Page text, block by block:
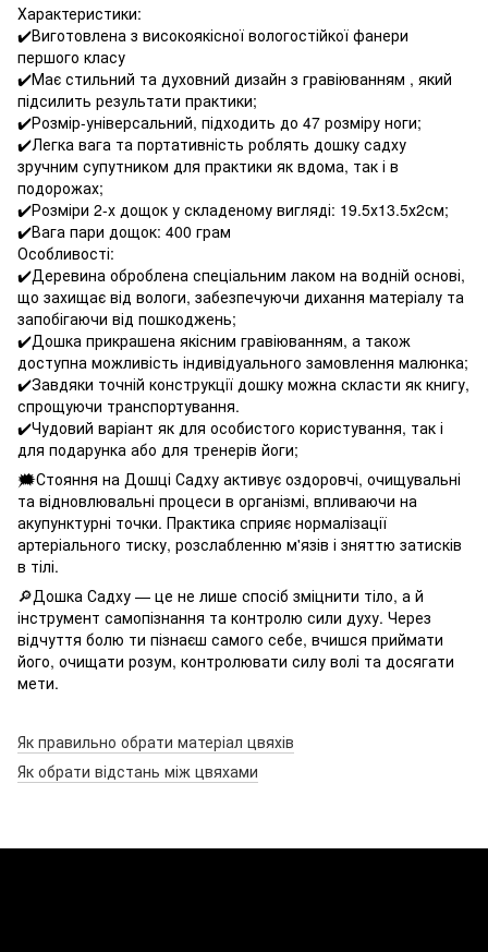
Характеристики:
✔️Виготовлена з високоякісної вологостійкої фанери
першого класу
✔️Має стильний та духовний дизайн з гравіюванням , який
підсилить результати практики;
✔️Розмір-універсальний, підходить до 47 розміру ноги;
✔️Легка вага та портативність роблять дошку садху
зручним супутником для практики як вдома, так і в
подорожах;
✔️Розміри 2-х дощок у складеному вигляді: 19.5х13.5х2см;
✔️Вага пари дощок: 400 грам
Особливості:
✔️Деревина оброблена спеціальним лаком на водній основі,
що захищає від вологи, забезпечуючи дихання матеріалу та
запобігаючи від пошкоджень;
✔️Дошка прикрашена якісним гравіюванням, а також
доступна можливість індивідуального замовлення малюнка;
✔️Завдяки точній конструкції дошку можна скласти як книгу,
спрощуючи транспортування.
✔️Чудовий варіант як для особистого користування, так і
для подарунка або для тренерів йоги;
🗯Стояння на Дошці Садху активує оздоровчі, очищувальні
та відновлювальні процеси в організмі, впливаючи на
акупунктурні точки. Практика сприяє нормалізації
артеріального тиску, розслабленню м'язів і зняттю затисків
в тілі.
🔎Дошка Садху — це не лише спосіб зміцнити тіло, а й
інструмент самопізнання та контролю сили духу. Через
відчуття болю ти пізнаєш самого себе, вчишся приймати
його, очищати розум, контролювати силу волі та досягати
мети.
Як правильно обрати матеріал цвяхів
Як обрати відстань між цвяхами